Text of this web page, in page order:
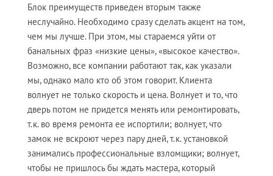
Блок преимуществ приведен вторым также
неслучайно. Необходимо сразу сделать акцент на том,
чем мы лучше. При этом, мы стараемся уйти от
банальных фраз «низкие цены», «высокое качество».
Возможно, все компании работают так, как указали
мы, однако мало кто об этом говорит. Клиента
волнует не только скорость и цена. Волнует и то, что
дверь потом не придется менять или ремонтировать,
т.к. во время ремонта ее испортили; волнует, что
замок не вскроют через пару дней, т.к. установкой
занимались профессиональные взломщики; волнует,
чтобы не пришлось бы ждать мастера, который